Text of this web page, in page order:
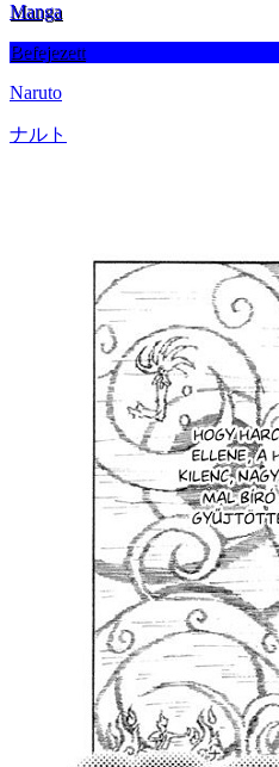
Manga
Befejezett
Naruto
ナルト